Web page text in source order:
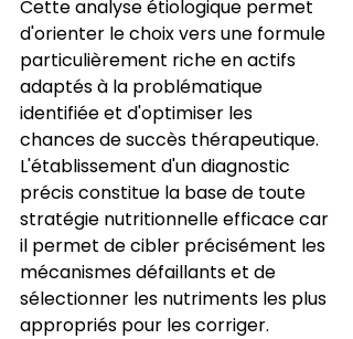
Cette analyse étiologique permet
d'orienter le choix vers une formule
particulièrement riche en actifs
adaptés à la problématique
identifiée et d'optimiser les
chances de succès thérapeutique.
L'établissement d'un diagnostic
précis constitue la base de toute
stratégie nutritionnelle efficace car
il permet de cibler précisément les
mécanismes défaillants et de
sélectionner les nutriments les plus
appropriés pour les corriger.